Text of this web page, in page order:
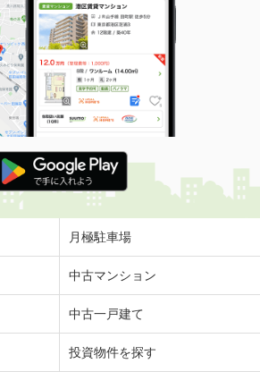
月極駐車場
中古マンション
中古一戸建て
投資物件を探す